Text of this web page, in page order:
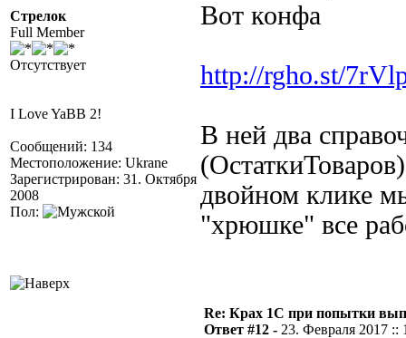
Стрелок
Full Member
Отсутствует
I Love YaBB 2!
Сообщений: 134
Местоположение: Ukrane
Зарегистрирован: 31. Октября
2008
Пол:
Вот конфа
http://rgho.st/
В ней два
двойном клике
"хрюшке" все
Re: Крах 1С при попытки
Ответ #12 - 23. Февраля 2017 ::